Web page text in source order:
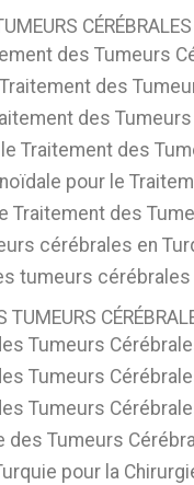
des Tumeurs
des
des
Traitement des
pour le
Traitement des
cérébrales en
tumeurs cérébrales
TUMEURS
Tumeurs
Tumeurs
Tumeurs
des Tumeurs
pour la